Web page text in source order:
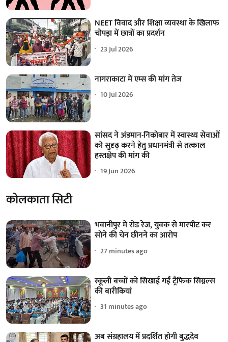
NEET विवाद और शिक्षा व्यवस्था के खिलाफ
चोपड़ा में छात्रों का प्रदर्शन
23 Jul 2026
नागराकाटा में एम्स की मांग तेज
10 Jul 2026
सांसद ने अंडमान-निकोबार में स्वास्थ्य सेवाओं
को सुदृढ़ करने हेतु प्रधानमंत्री से तत्काल
हस्तक्षेप की मांग की
19 Jun 2026
कोलकाता सिटी
भवानीपुर में रोड रेज, युवक से मारपीट कर
सोने की चेन छीनने का आरोप
27 minutes ago
स्कूली बच्चों को सिखाई गईं ट्रैफिक सिग्नल्स
की बारीकियां
31 minutes ago
अब संग्रहालय में प्रदर्शित होगी बुद्धदेव